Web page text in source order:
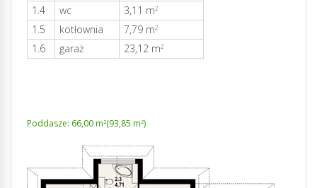
1.4 wc 3,11 m2
1.5 kotłownia 7,79 m2
1.6 garaż 23,12 m2
Poddasze: 66,00 m2(93,85 m2)